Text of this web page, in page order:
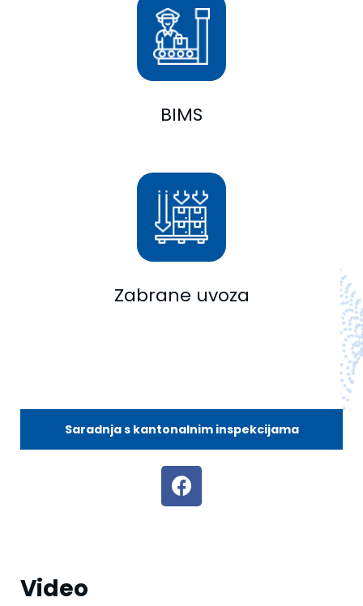
BIMS
Zabrane uvoza
Saradnja s kantonalnim inspekcijama
Video